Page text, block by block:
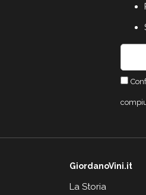
GiordanoVini.it
La Storia